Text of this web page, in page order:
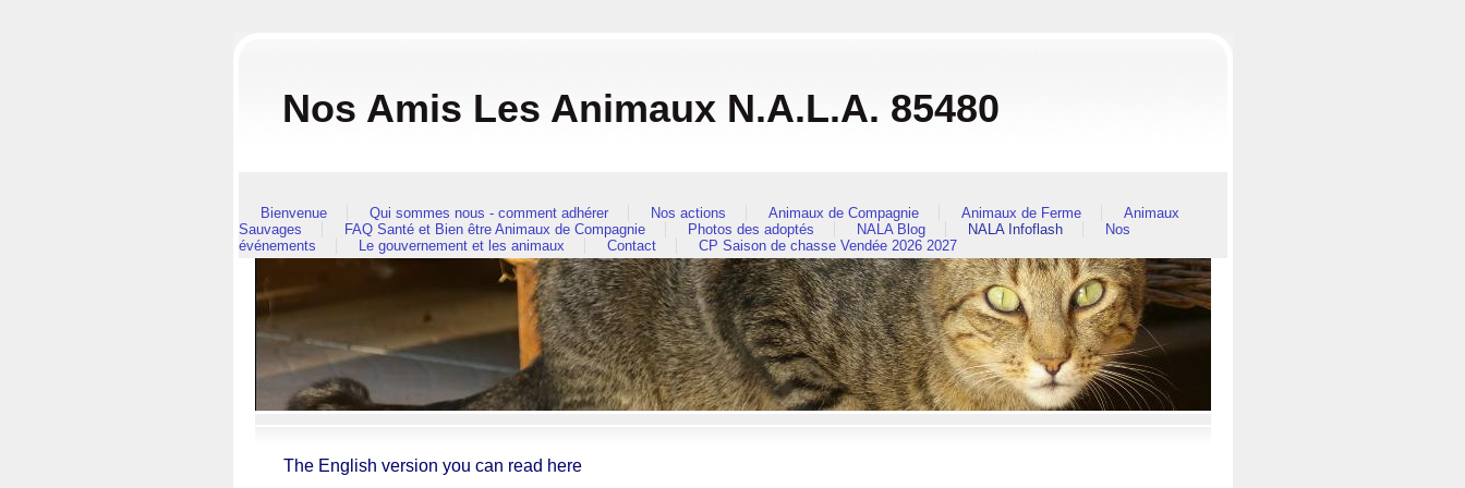
Nos Amis Les Animaux N.A.L.A. 85480
Bienvenue Qui sommes nous - comment adhérer Nos actions Animaux de Compagnie Animaux de Ferme
Animaux
Sauvages
FAQ Santé et Bien être Animaux de Compagnie Photos des adoptés NALA Blog NALA Infoflash
Nos
événements
Le gouvernement et les animaux Contact CP Saison de chasse Vendée 2026 2027
The English version you can read here